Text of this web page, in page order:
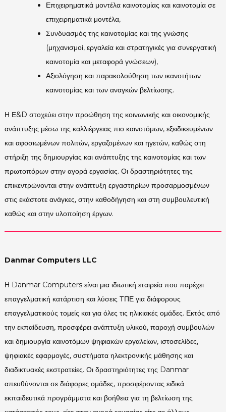
Επιχειρηματικά μοντέλα καινοτομίας και καινοτομία σε
επιχειρηματικά μοντέλα,
Συνδυασμός της καινοτομίας και της γνώσης
(μηχανισμοί, εργαλεία και στρατηγικές για συνεργατική
καινοτομία και μεταφορά γνώσεων),
Αξιολόγηση και παρακολούθηση των ικανοτήτων
καινοτομίας και των αναγκών βελτίωσης.
Η Ε&D στοχεύει στην προώθηση της κοινωνικής και οικονομικής
ανάπτυξης μέσω της καλλιέργειας πιο καινοτόμων, εξειδικευμένων
και αφοσιωμένων πολιτών, εργαζομένων και ηγετών, καθώς στη
στήριξη της δημιουργίας και ανάπτυξης της καινοτομίας και των
πρωτοπόρων στην αγορά εργασίας. Οι δραστηριότητες της
επικεντρώνονται στην ανάπτυξη εργαστηρίων προσαρμοσμένων
στις εκάστοτε ανάγκες, στην καθοδήγηση και στη συμβουλευτική
καθώς και στην υλοποίηση έργων.
Danmar Computers LLC
Η Danmar Computers είναι μια ιδιωτική εταιρεία που παρέχει
επαγγελματική κατάρτιση και λύσεις ΤΠΕ για διάφορους
επαγγελματικούς τομείς και για όλες τις ηλικιακές ομάδες. Εκτός από
την εκπαίδευση, προσφέρει ανάπτυξη υλικού, παροχή συμβουλών
και δημιουργία καινοτόμων ψηφιακών εργαλείων, ιστοσελίδες,
ψηφιακές εφαρμογές, συστήματα ηλεκτρονικής μάθησης και
διαδικτυακές εκστρατείες. Οι δραστηριότητες της Danmar
απευθύνονται σε διάφορες ομάδες, προσφέροντας ειδικά
εκπαιδευτικά προγράμματα και βοήθεια για τη βελτίωση της